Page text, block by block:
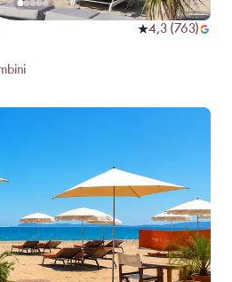
4,3(763)